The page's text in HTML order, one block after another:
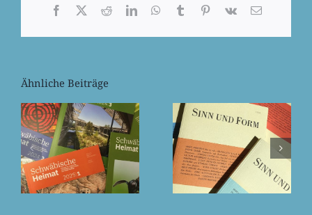
Facebook
X RedditLinkedInWhatsApp
TumblrPinterest
Vk
E-
Ähnliche Beiträge